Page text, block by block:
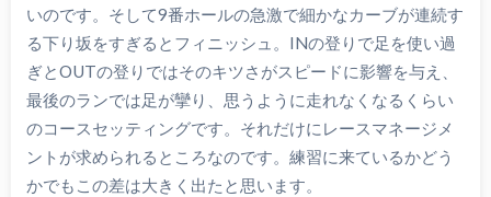
いのです。そして9番ホールの急激で細かなカーブが連続す
る下り坂をすぎるとフィニッシュ。INの登りで足を使い過
ぎとOUTの登りではそのキツさがスピードに影響を与え、
最後のランでは足が攣り、思うように走れなくなるくらい
のコースセッティングです。それだけにレースマネージメ
ントが求められるところなのです。練習に来ているかどう
かでもこの差は大きく出たと思います。